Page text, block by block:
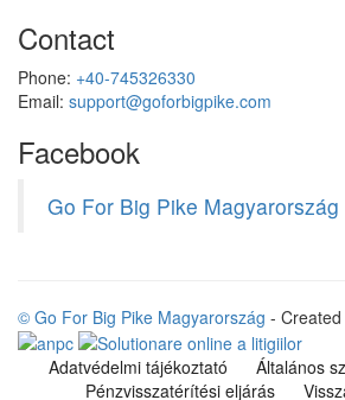
Contact
Phone: +40-745326330
Email: support@goforbigpike.com
Facebook
Go For Big Pike Magyarország
© Go For Big Pike Magyarország - Created
Adatvédelmi tájékoztató
Általános
Pénzvisszatérítési eljárás